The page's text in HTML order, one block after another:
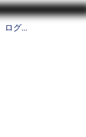
ログイン